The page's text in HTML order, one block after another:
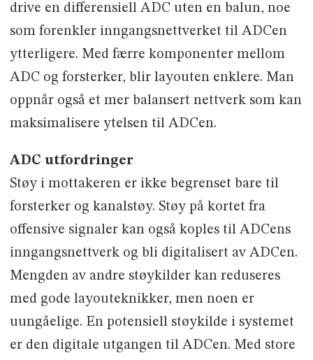
drive en differensiell ADC uten en balun, noe
som forenkler inngangsnettverket til ADCen
ytterligere. Med færre komponenter mellom
ADC og forsterker, blir layouten enklere. Man
oppnår også et mer balansert nettverk som kan
maksimalisere ytelsen til ADCen.
ADC utfordringer
Støy i mottakeren er ikke begrenset bare til
forsterker og kanalstøy. Støy på kortet fra
offensive signaler kan også koples til ADCens
inngangsnettverk og bli digitalisert av ADCen.
Mengden av andre støykilder kan reduseres
med gode layouteknikker, men noen er
uungåelige. En potensiell støykilde i systemet
er den digitale utgangen til ADCen. Med store